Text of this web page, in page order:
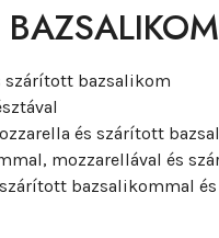
szárított bazsalikom
és szárított
mozzarellával és
bazsalikommal